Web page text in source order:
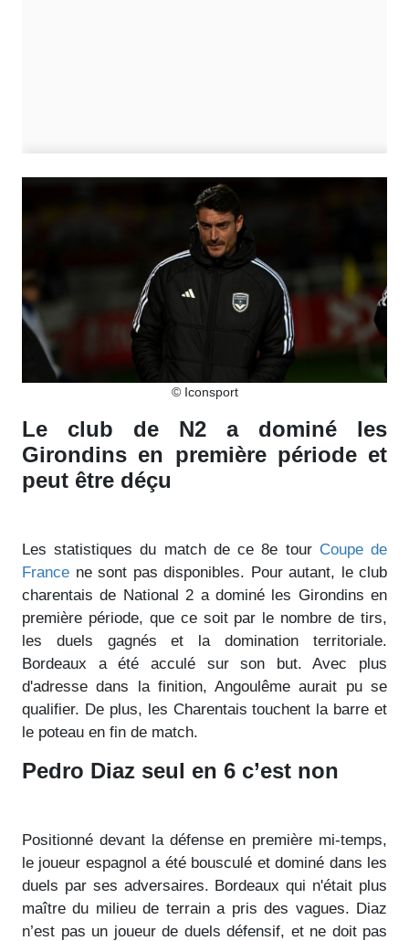
© Iconsport
Le club de N2 a dominé les
Girondins en première période et
peut être déçu
Les statistiques du match de ce 8e tour Coupe de
France ne sont pas disponibles. Pour autant, le club
charentais de National 2 a dominé les Girondins en
première période, que ce soit par le nombre de tirs,
les duels gagnés et la domination territoriale.
Bordeaux a été acculé sur son but. Avec plus
d'adresse dans la finition, Angoulême aurait pu se
qualifier. De plus, les Charentais touchent la barre et
le poteau en fin de match.
Pedro Diaz seul en 6 c’est non
Positionné devant la défense en première mi-temps,
le joueur espagnol a été bousculé et dominé dans les
duels par ses adversaires. Bordeaux qui n'était plus
maître du milieu de terrain a pris des vagues. Diaz
n’est pas un joueur de duels défensif, et ne doit pas